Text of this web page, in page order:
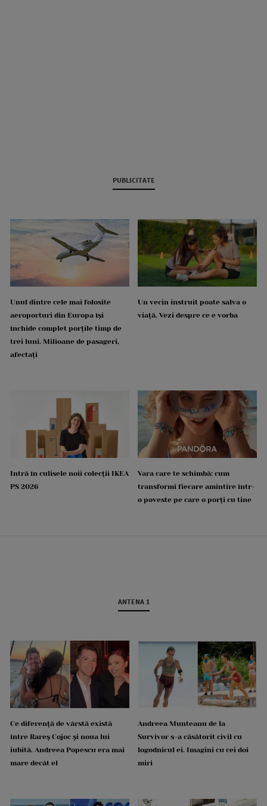
PUBLICITATE
Unul dintre cele mai folosite
aeroporturi din Europa își
închide complet porțile timp de
trei luni. Milioane de pasageri,
afectați
Un vecin instruit poate salva o
viață. Vezi despre ce e vorba
Intră în culisele noii colecții IKEA
PS 2026
Vara care te schimbă: cum
transformi fiecare amintire într-
o poveste pe care o porți cu tine
ANTENA 1
Ce diferență de vârstă există
între Rareș Cojoc și noua lui
iubită. Andreea Popescu era mai
mare decât el
Andreea Munteanu de la
Survivor s-a căsătorit civil cu
logodnicul ei. Imagini cu cei doi
miri